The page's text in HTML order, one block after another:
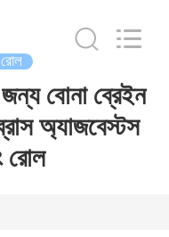
বোনা ব্রেইন
অ্যাজবেস্টস
রোল